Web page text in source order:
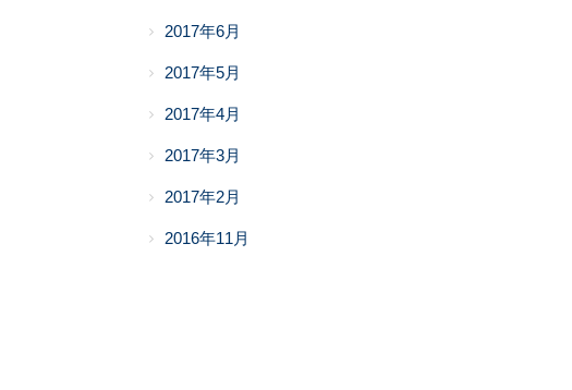
2017年6月
2017年5月
2017年4月
2017年3月
2017年2月
2016年11月